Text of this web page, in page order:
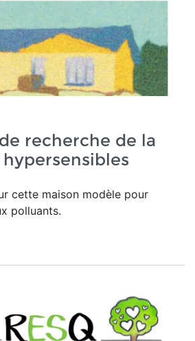
recherche de la
cette maison modèle pour
polluants.